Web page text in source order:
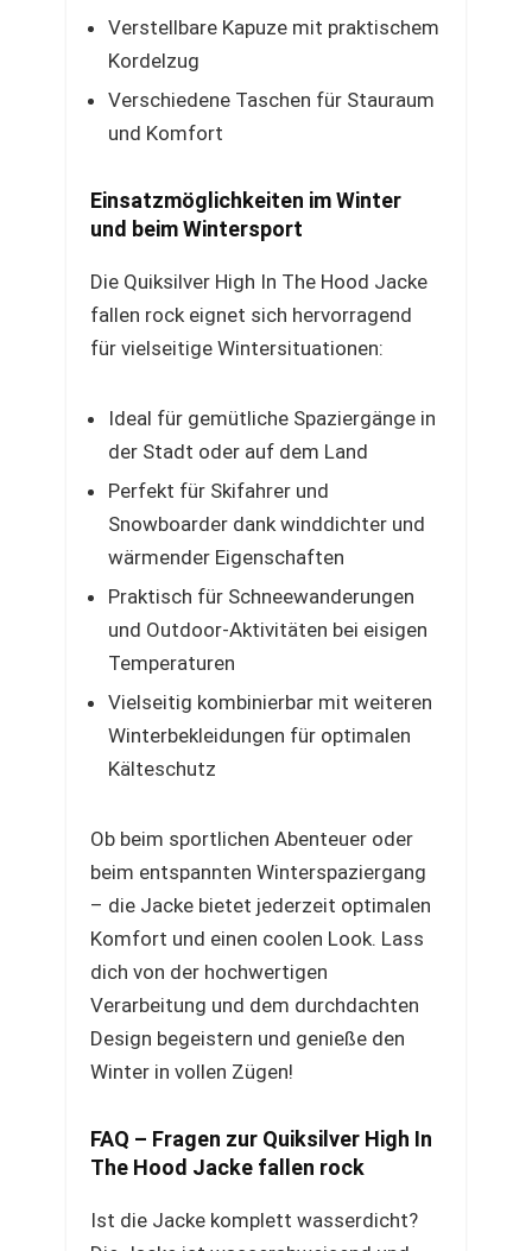
Verstellbare Kapuze mit praktischem
Kordelzug
Verschiedene Taschen für Stauraum
und Komfort
Einsatzmöglichkeiten im Winter
und beim Wintersport
Die Quiksilver High In The Hood Jacke
fallen rock eignet sich hervorragend
für vielseitige Wintersituationen:
Ideal für gemütliche Spaziergänge in
der Stadt oder auf dem Land
Perfekt für Skifahrer und
Snowboarder dank winddichter und
wärmender Eigenschaften
Praktisch für Schneewanderungen
und Outdoor-Aktivitäten bei eisigen
Temperaturen
Vielseitig kombinierbar mit weiteren
Winterbekleidungen für optimalen
Kälteschutz
Ob beim sportlichen Abenteuer oder
beim entspannten Winterspaziergang
– die Jacke bietet jederzeit optimalen
Komfort und einen coolen Look. Lass
dich von der hochwertigen
Verarbeitung und dem durchdachten
Design begeistern und genieße den
Winter in vollen Zügen!
FAQ – Fragen zur Quiksilver High In
The Hood Jacke fallen rock
Ist die Jacke komplett wasserdicht?